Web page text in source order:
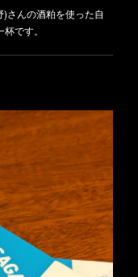
さんの酒粕を使った自
です。